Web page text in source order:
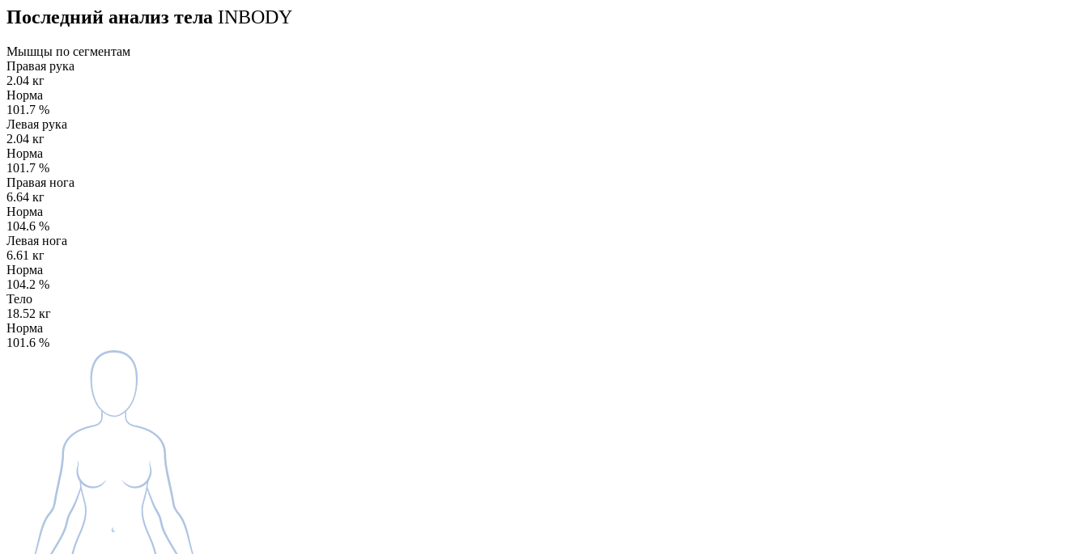
Последний анализ тела INBODY
Мышцы по сегментам
Правая рука
2.04 кг
Норма
101.7 %
Левая рука
2.04 кг
Норма
101.7 %
Правая нога
6.64 кг
Норма
104.6 %
Левая нога
6.61 кг
Норма
104.2 %
Тело
18.52 кг
Норма
101.6 %